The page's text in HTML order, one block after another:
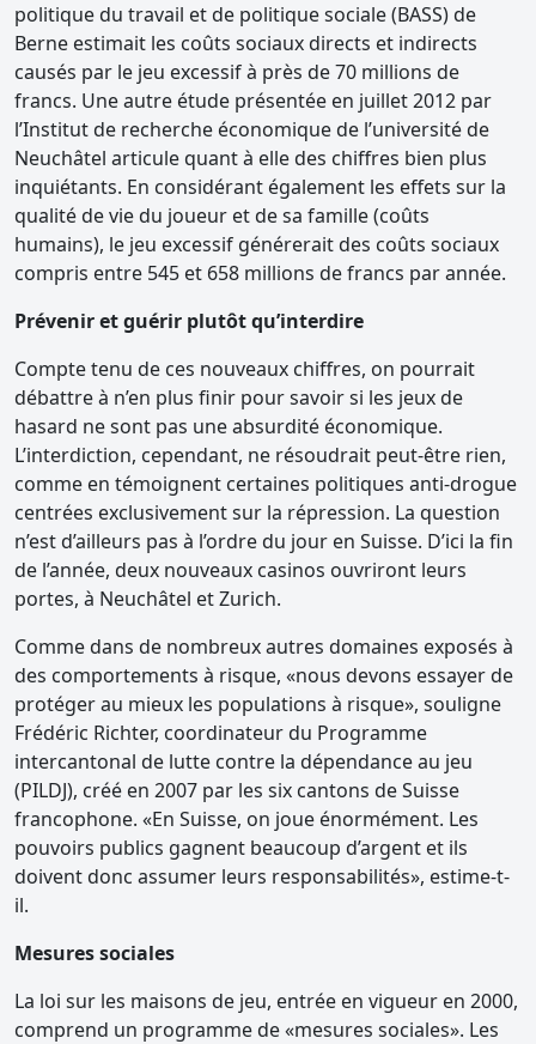
politique du travail et de politique sociale (BASS) de
Berne estimait les coûts sociaux directs et indirects
causés par le jeu excessif à près de 70 millions de
francs. Une autre étude présentée en juillet 2012 par
l’Institut de recherche économique de l’université de
Neuchâtel articule quant à elle des chiffres bien plus
inquiétants. En considérant également les effets sur la
qualité de vie du joueur et de sa famille (coûts
humains), le jeu excessif générerait des coûts sociaux
compris entre 545 et 658 millions de francs par année.
Prévenir et guérir plutôt qu’interdire
Compte tenu de ces nouveaux chiffres, on pourrait
débattre à n’en plus finir pour savoir si les jeux de
hasard ne sont pas une absurdité économique.
L’interdiction, cependant, ne résoudrait peut-être rien,
comme en témoignent certaines politiques anti-drogue
centrées exclusivement sur la répression. La question
n’est d’ailleurs pas à l’ordre du jour en Suisse. D’ici la fin
de l’année, deux nouveaux casinos ouvriront leurs
portes, à Neuchâtel et Zurich.
Comme dans de nombreux autres domaines exposés à
des comportements à risque, «nous devons essayer de
protéger au mieux les populations à risque», souligne
Frédéric Richter, coordinateur du Programme
intercantonal de lutte contre la dépendance au jeu
(PILDJ), créé en 2007 par les six cantons de Suisse
francophone. «En Suisse, on joue énormément. Les
pouvoirs publics gagnent beaucoup d’argent et ils
doivent donc assumer leurs responsabilités», estime-t-
il.
Mesures sociales
La loi sur les maisons de jeu, entrée en vigueur en 2000,
comprend un programme de «mesures sociales». Les